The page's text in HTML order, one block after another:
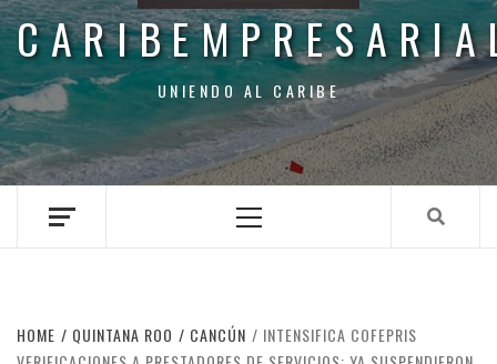
UNIENDO AL CARIBE
Menu
HOME QUINTANA ROO CANCÚN
INTENSIFICA COFEPRIS